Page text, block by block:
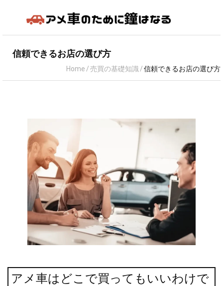
アメ車の知識
アメ車の燃費性能は本当に悪いの？
信頼できるお店の選び方
Home /売買の基礎知識 /信頼できるお店の選び方
アメ車はどこで買ってもいいわけで